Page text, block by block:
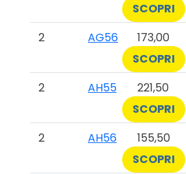
SCOPRI
2
AG56 173,00
SCOPRI
2
AH55 221,50
SCOPRI
2
AH56 155,50
SCOPRI